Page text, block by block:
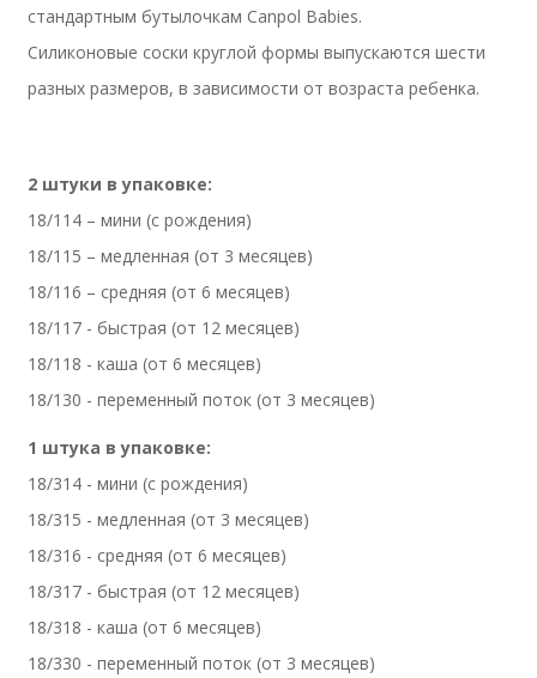
стандартным бутылочкам Canpol Babies.
Силиконовые соски круглой формы выпускаются шести
разных размеров, в зависимости от возраста ребенка.
2 штуки в упаковке:
18/114 – мини (с рождения)
18/115 – медленная (от 3 месяцев)
18/116 – средняя (от 6 месяцев)
18/117 - быстрая (от 12 месяцев)
18/118 - каша (от 6 месяцев)
18/130 - переменный поток (от 3 месяцев)
1 штука в упаковке:
18/314 - мини (с рождения)
18/315 - медленная (от 3 месяцев)
18/316 - средняя (от 6 месяцев)
18/317 - быстрая (от 12 месяцев)
18/318 - каша (от 6 месяцев)
18/330 - переменный поток (от 3 месяцев)